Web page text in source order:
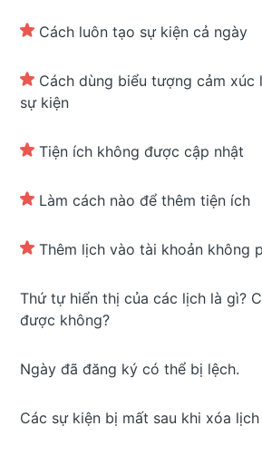
Cách luôn tạo sự kiện cả ngày
Cách dùng biểu tượng cảm xúc
sự kiện
Tiện ích không được cập nhật
Làm cách nào để thêm tiện ích
Thêm lịch vào tài khoản không
Thứ tự hiển thị của các lịch là gì?
được không?
Ngày đã đăng ký có thể bị lệch.
Các sự kiện bị mất sau khi xóa lịch